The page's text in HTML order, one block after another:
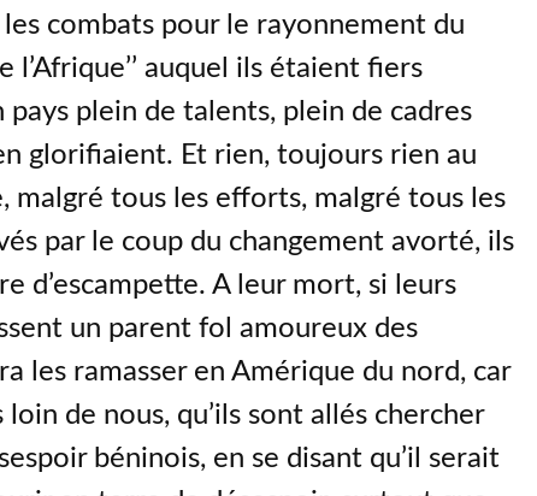
combats pour le rayonnement du
l’Afrique’’ auquel ils étaient fiers
pays plein de talents, plein de cadres
glorifiaient. Et rien, toujours rien au
malgré tous les efforts, malgré tous les
par le coup du changement avorté, ils
d’escampette. A leur mort, si leurs
un parent fol amoureux des
les ramasser en Amérique du nord, car
loin de nous, qu’ils sont allés chercher
béninois, en se disant qu’il serait